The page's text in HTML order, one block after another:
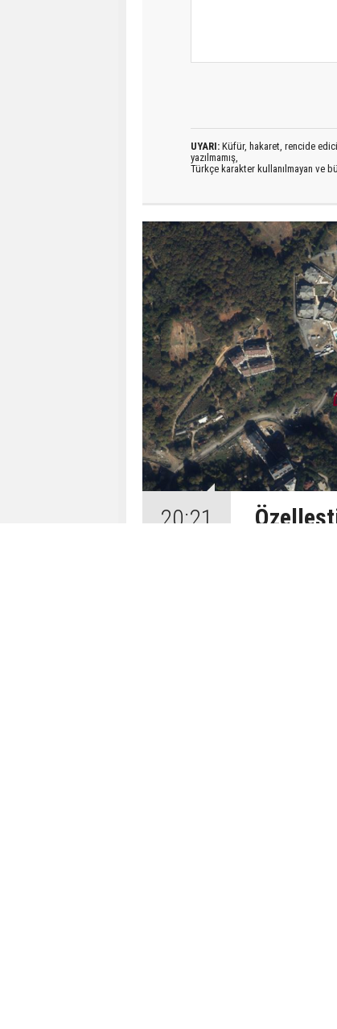
UYARI: Küfür, hakaret, rencide
yazılmamış,
Türkçe karakter kullanılmayan ve
20:21